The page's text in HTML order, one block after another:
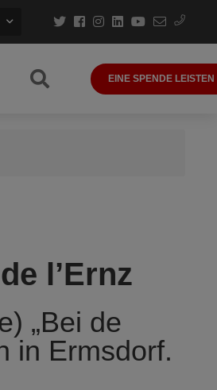
EINE SPENDE LEISTEN
l’Ernz
„Bei de
in Ermsdorf.